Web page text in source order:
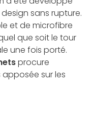
sans rupture.
et de microfibre
que soit le tour
une fois porté.
procure
sur les